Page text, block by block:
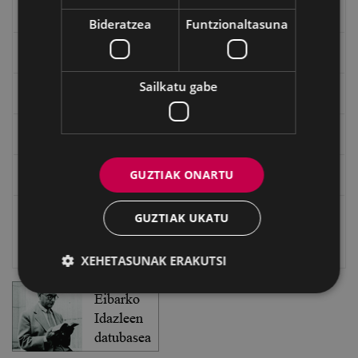
"Gure Herria" aldizkaria
Txostenak eta dokumentuak
Eibarko Bideoteka
Eibarko Fonoteka
Eibarko Idazlanen Datu-basea
Bideratzea Funtzionaltasuna
Sailkatu gabe
GUZTIAK ONARTU
GUZTIAK UKATU
XEHETASUNAK ERAKUTSI